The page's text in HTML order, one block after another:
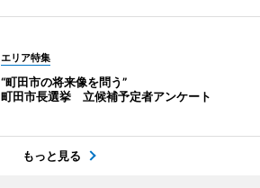
エリア特集
“町田市の将来像を問う”
町田市長選挙 立候補予定者アンケート
もっと見る